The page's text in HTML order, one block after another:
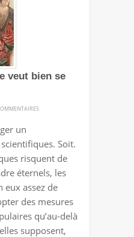
veut bien se
VEUT
BIEN
SE
DONNER
LA
PEINE
un
Soit.
risquent de
éternels, les
eux assez de
des mesures
qu’au-delà
supposent,